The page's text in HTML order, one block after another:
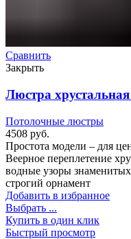
Сравнить
Закрыть
Люстра
Потолочные люстры
4508 руб.
Простота модели – для
Веерное переплетение
водные узоры
строгий орнамент
Добавить в избранное
Выбрать ...
Купить в один клик
Быстрый просмотр